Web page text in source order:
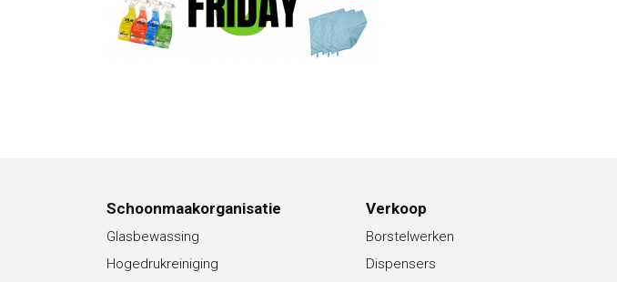
Schoonmaakorganisatie
Glasbewassing
Hogedrukreiniging
Verkoop
Borstelwerken
Dispensers